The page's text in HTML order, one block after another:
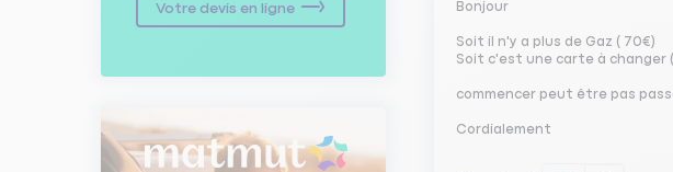
Votre devis en ligne Bonjour
Soit il n'y a plus de Gaz ( 70€)
Soit c'est une carte à changer
commencer peut être pas
Cordialement